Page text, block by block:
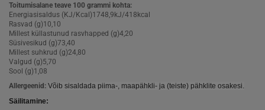
Toitumisalane teave 100 grammi kohta:
Energiasisaldus (KJ/Kcal)1748,9kJ/418kcal
Rasvad (g)10,10
Millest küllastunud rasvhapped (g)4,20
Süsivesikud (g)73,40
Millest suhkrud (g)24,80
Valgud (g)5,70
Sool (g)1,08
Allergeenid: Võib sisaldada piima-, maapähkli- ja (teiste) pähklite osakesi.
Säilitamine: